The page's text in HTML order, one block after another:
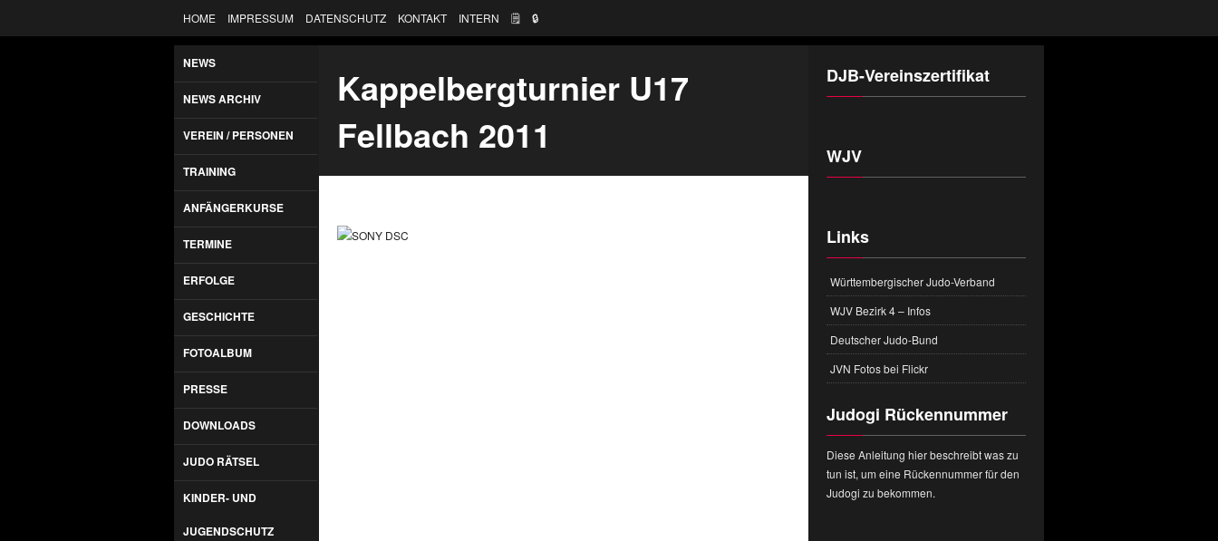
HOME IMPRESSUM DATENSCHUTZ KONTAKT INTERN 🗒 🔒︎
NEWS
NEWS ARCHIV
VEREIN / PERSONEN
TRAINING
ANFÄNGERKURSE
TERMINE
ERFOLGE
GESCHICHTE
FOTOALBUM
PRESSE
DOWNLOADS
JUDO RÄTSEL
KINDER- UND
JUGENDSCHUTZ
Kappelbergturnier U17
Fellbach 2011
DJB-Vereinszertifikat
WJV
Links
Württembergischer Judo-Verband
WJV Bezirk 4 – Infos
Deutscher Judo-Bund
JVN Fotos bei Flickr
Judogi Rückennummer
Diese Anleitung hier beschreibt was zu
tun ist, um eine Rückennummer für den
Judogi zu bekommen.